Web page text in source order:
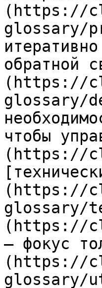
(https://
glossary/
обратной
(https://
glossary/
чтобы
(https://
(https://
glossary/
(https://
— фокус
(https://
glossary/